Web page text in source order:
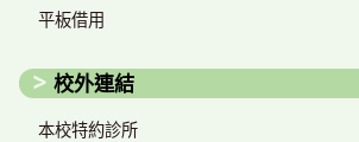
平板借用
校外連結
本校特約診所